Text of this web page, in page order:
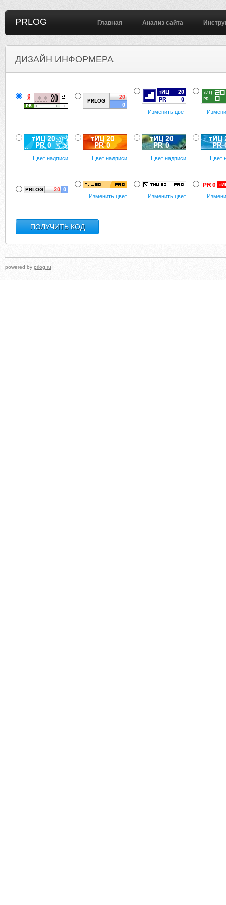
PRLOG Главная Анализ сайта
ДИЗАЙН ИНФОРМЕРА
Изменить цвет
Цвет надписи Цвет надписи Цвет надписи Цвет
Изменить цвет Изменить цвет
powered by prlog.ru